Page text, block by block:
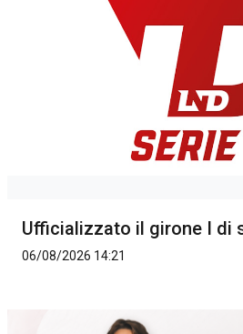
Ufficializzato il girone I di
06/08/2026 14:21